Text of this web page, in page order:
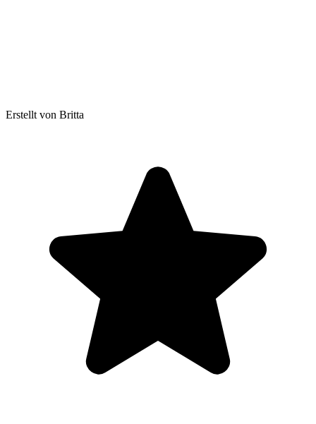
Erstellt von Britta